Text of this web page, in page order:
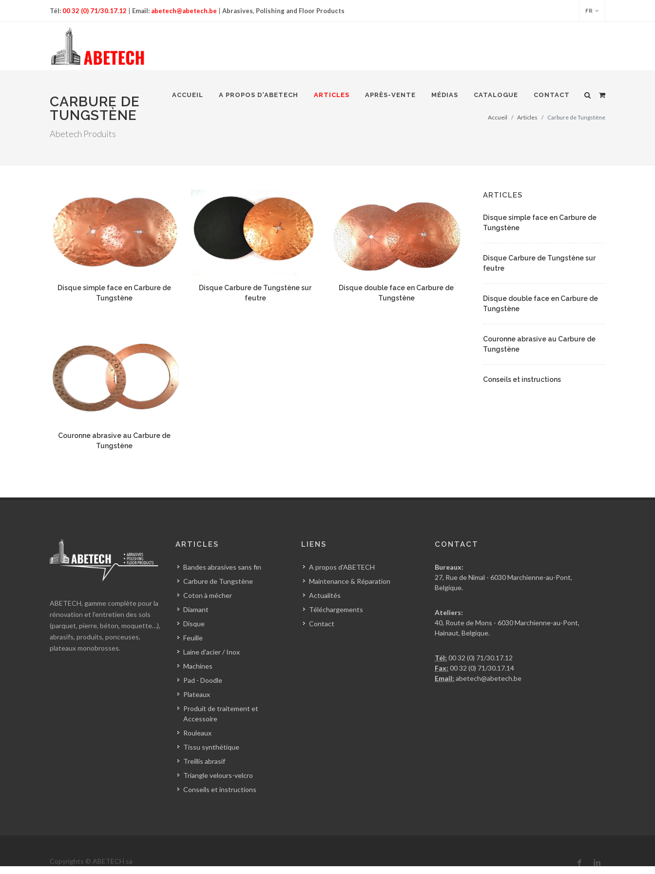
Tél: 00 32 (0) 71/30.17.12 Email: abetech@abetech.be Abrasives, Polishing and Floor Products FR
ACCUEIL A PROPOS D'ABETECH ARTICLES APRÈS-VENTE MÉDIAS CATALOGUE CONTACT
CARBURE DE
TUNGSTÈNE
Abetech Produits
Accueil Articles Carbure de Tungstène
Disque simple face en Carbure de
Tungstène
Disque Carbure de Tungstène sur
feutre
Disque double face en Carbure de
Tungstène
Couronne abrasive au Carbure de
Tungstène
ARTICLES
Disque simple face en Carbure de
Tungstène
Disque Carbure de Tungstène sur
feutre
Disque double face en Carbure de
Tungstène
Couronne abrasive au Carbure de
Tungstène
Conseils et instructions
ABETECH, gamme complète pour la
rénovation et l’entretien des sols
(parquet, pierre, béton, moquette…),
abrasifs, produits, ponceuses,
plateaux monobrosses.
ARTICLES
Bandes abrasives sans fin
Carbure de Tungstène
Coton à mécher
Diamant
Disque
Feuille
Laine d'acier / Inox
Machines
Pad - Doodle
Plateaux
Produit de traitement et
Accessoire
Rouleaux
Tissu synthétique
Treillis abrasif
Triangle velours-velcro
Conseils et instructions
LIENS
A propos d'ABETECH
Maintenance & Réparation
Actualités
Téléchargements
Contact
CONTACT
Bureaux:
27, Rue de Nimal - 6030 Marchienne-au-Pont,
Belgique.
Ateliers:
40, Route de Mons - 6030 Marchienne-au-Pont,
Hainaut, Belgique.
Tél: 00 32 (0) 71/30.17.12
Fax: 00 32 (0) 71/30.17.14
Email: abetech@abetech.be
Copyrights © ABETECH sa